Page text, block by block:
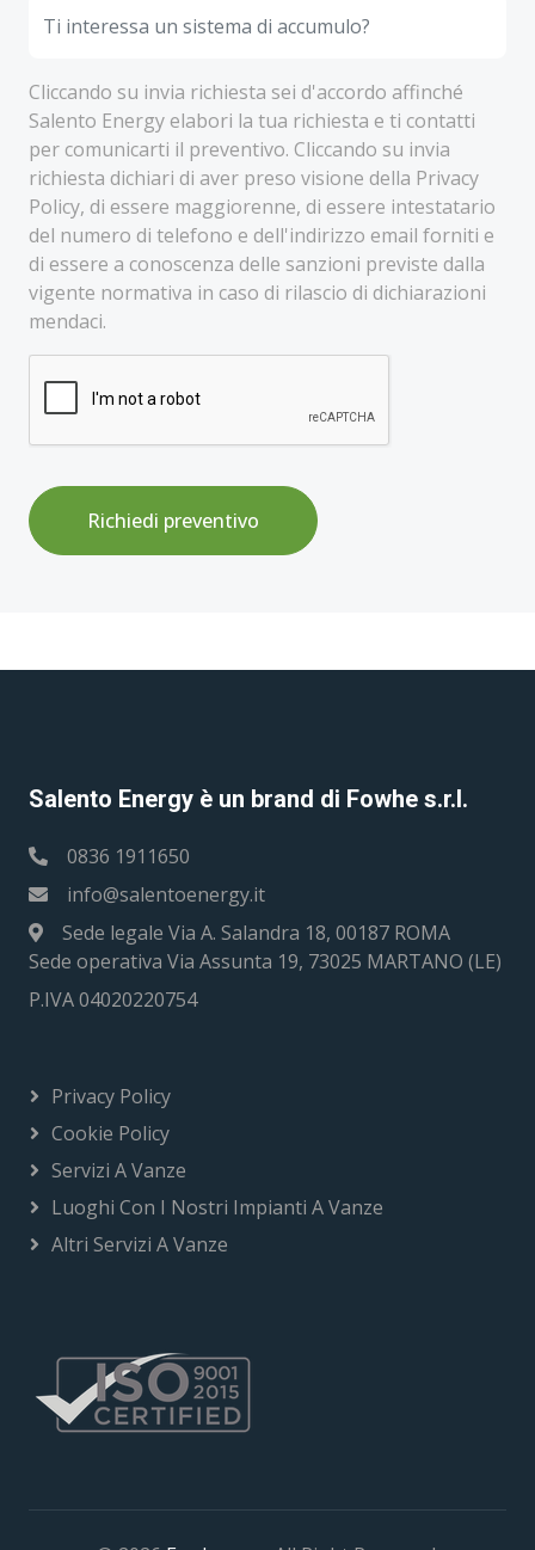
Cliccando su invia richiesta sei d'accordo affinché
Salento Energy elabori la tua richiesta e ti contatti
per comunicarti il preventivo. Cliccando su invia
richiesta dichiari di aver preso visione della Privacy
Policy, di essere maggiorenne, di essere intestatario
del numero di telefono e dell'indirizzo email forniti e
di essere a conoscenza delle sanzioni previste dalla
vigente normativa in caso di rilascio di dichiarazioni
mendaci.
Richiedi preventivo
Salento Energy è un brand di Fowhe s.r.l.
0836 1911650
info@salentoenergy.it
Sede legale Via A. Salandra 18, 00187 ROMA
Sede operativa Via Assunta 19, 73025 MARTANO (LE)
P.IVA 04020220754
Privacy Policy
Cookie Policy
Servizi A Vanze
Luoghi Con I Nostri Impianti A Vanze
Altri Servizi A Vanze